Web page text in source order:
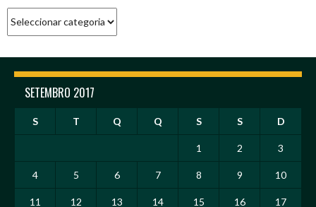
SETEMBRO 2017
S T Q Q S S D
1 2 3
4 5 6 7 8 9 10
11 12 13 14 15 16 17